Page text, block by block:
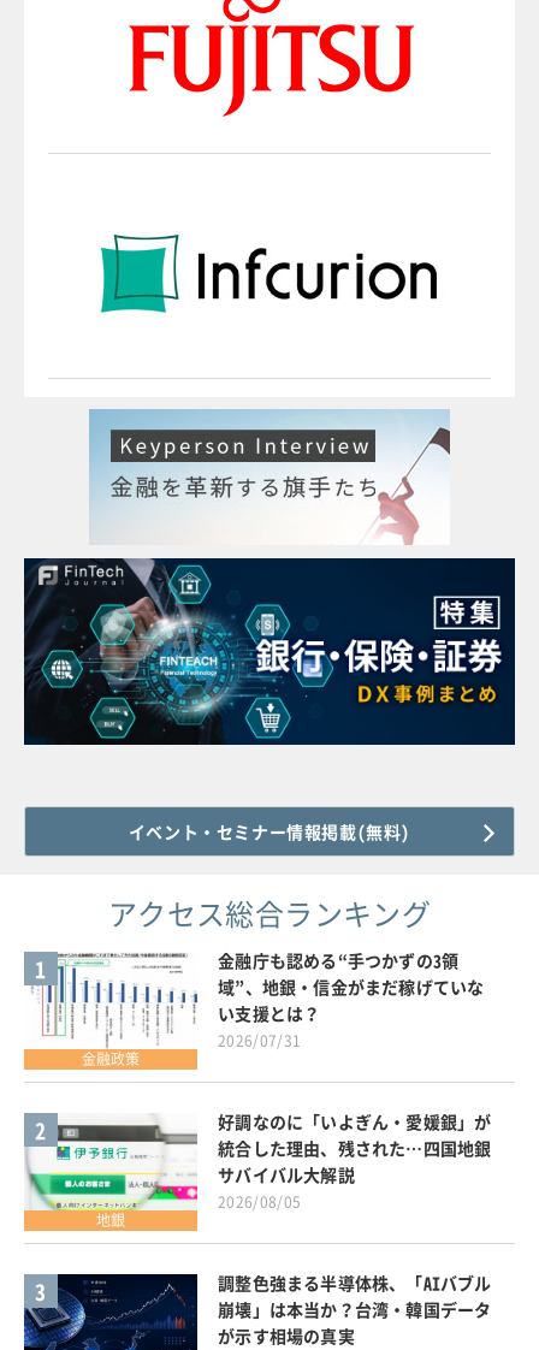
イベント・セミナー情報掲載(無料)
アクセス総合ランキング
1
金融政策
金融庁も認める“手つかずの3領
域”、地銀・信金がまだ稼げていな
い支援とは？
2026/07/31
2
地銀
好調なのに「いよぎん・愛媛銀」が
統合した理由、残された…四国地銀
サバイバル大解説
2026/08/05
3
調整色強まる半導体株、「AIバブル
崩壊」は本当か？台湾・韓国データ
が示す相場の真実